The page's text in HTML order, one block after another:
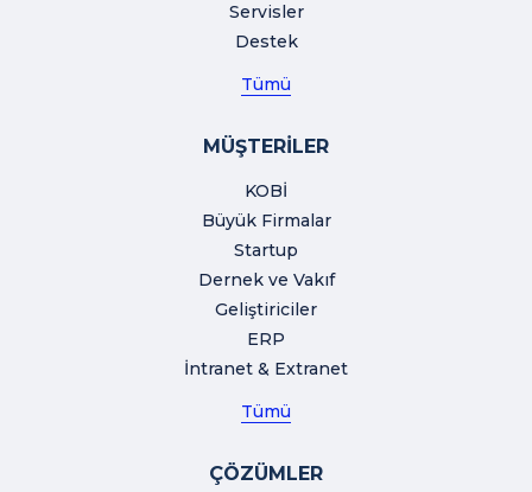
Servisler
Destek
Tümü
MÜŞTERİLER
KOBİ
Büyük Firmalar
Startup
Dernek ve Vakıf
Geliştiriciler
ERP
İntranet & Extranet
Tümü
ÇÖZÜMLER